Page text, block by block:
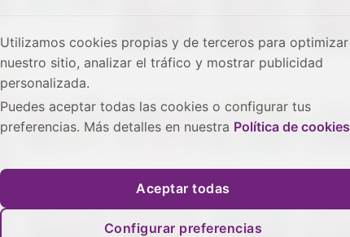
Utilizamos cookies propias y de terceros para optimizar
nuestro sitio, analizar el tráfico y mostrar publicidad
personalizada.
Puedes aceptar todas las cookies o configurar tus
preferencias. Más detalles en nuestra Política de cookies
Aceptar todas
Configurar preferencias